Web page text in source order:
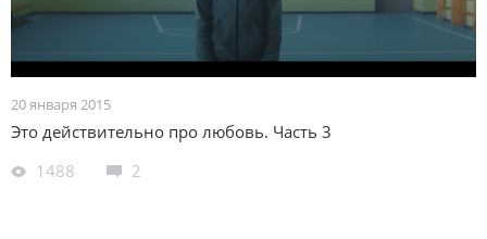
20 января 2015
Это действительно про любовь. Часть 3
1488
2